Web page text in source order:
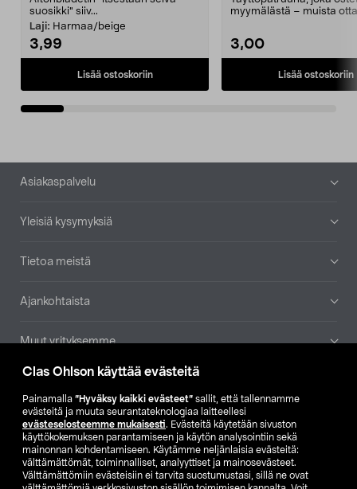
Clas Ohlson käyttää evästeitä
Painamalla ”Hyväksy kaikki evästeet” sallit, että tallennamme
evästeitä ja muuta seurantateknologiaa laitteellesi
evästeselosteemme mukaisesti. Evästeitä käytetään sivuston
käyttökokemuksen parantamiseen ja käytön analysointiin sekä
mainonnan kohdentamiseen. Käytämme neljänlaisia evästeitä:
välttämättömät, toiminnalliset, analyyttiset ja mainosevästeet.
Välttämättömiin evästeisiin ei tarvita suostumustasi, sillä ne ovat
suosikki" siiv...
Laji: Harmaa/beige
3,99
Lisää ostoskoriin
myymälästä – muista
3,00
Lisää ostoskoriin
Alatunniste
Asiakaspalvelu
Yleisiä kysymyksiä
Tietoa meistä
Ajankohtaista
Muut yrityksemme
Etsi myymälä
SE NO FI
FI SV